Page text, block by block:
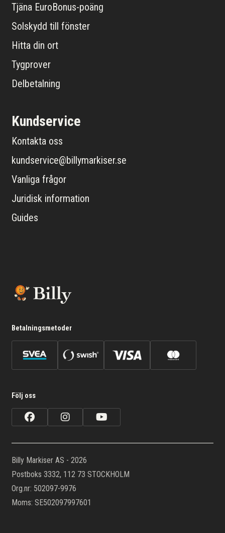
Tjäna EuroBonus-poäng
Solskydd till fönster
Hitta din ort
Tygprover
Delbetalning
Kundservice
Kontakta oss
kundservice@billymarkiser.se
Vanliga frågor
Juridisk information
Guides
Betalningsmetoder
Följ oss
Billy Markiser AS - 2026
Postboks 3332, 112 73 STOCKHOLM
Org.nr: 502097-9976
Moms: SE502097997601